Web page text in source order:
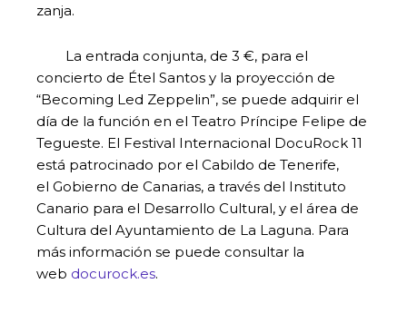
zanja.
La entrada conjunta, de 3 €, para el
concierto de Étel Santos y la proyección de
“Becoming Led Zeppelin”, se puede adquirir el
día de la función en el Teatro Príncipe Felipe de
Tegueste. El Festival Internacional DocuRock 11
está patrocinado por el Cabildo de Tenerife,
el Gobierno de Canarias, a través del Instituto
Canario para el Desarrollo Cultural, y el área de
Cultura del Ayuntamiento de La Laguna. Para
más información se puede consultar la
web docurock.es.